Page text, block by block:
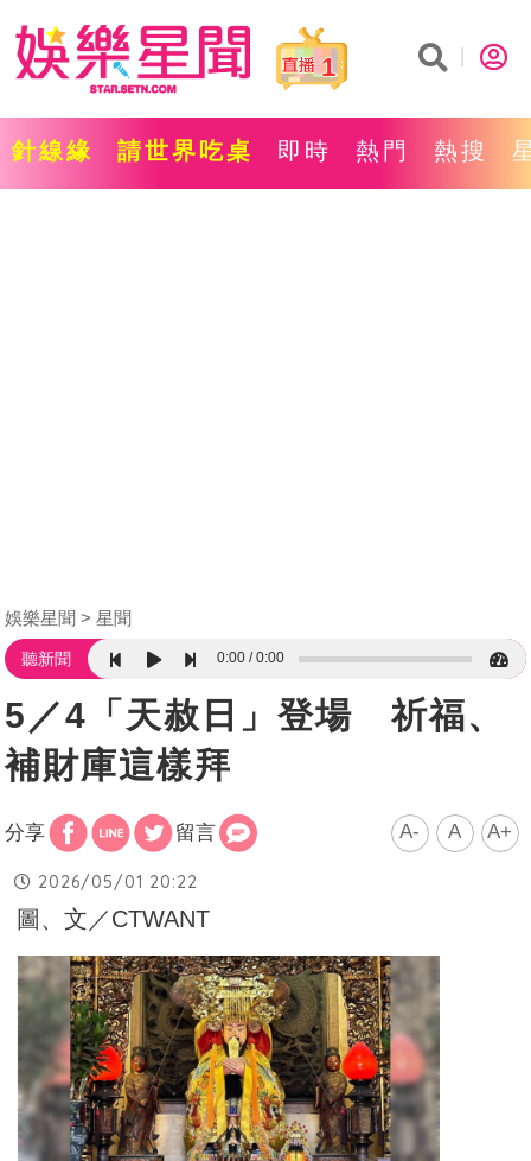
1
針線緣 請世界吃桌 即時 熱門 熱搜
娛樂星聞 星聞
聽新聞 0:00 0:00
5／4「天赦日」登場 祈福、
補財庫這樣拜
分享 留言 A- A A+
2026/05/01 20:22
圖、文／CTWANT